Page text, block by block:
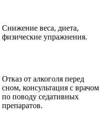
Снижение веса, диета,
физические упражнения.
Отказ от алкоголя перед
сном, консультация с врачом
по поводу седативных
препаратов.